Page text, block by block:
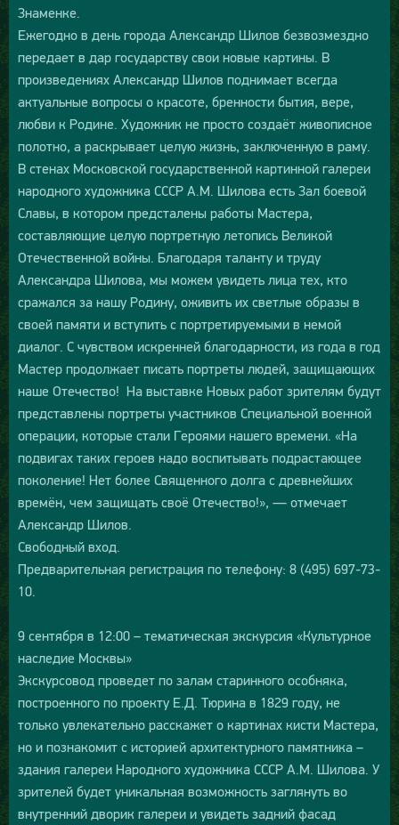
Знаменке.
Ежегодно в день города Александр Шилов безвозмездно
передает в дар государству свои новые картины. В
произведениях Александр Шилов поднимает всегда
актуальные вопросы о красоте, бренности бытия, вере,
любви к Родине. Художник не просто создаёт живописное
полотно, а раскрывает целую жизнь, заключенную в раму.
В стенах Московской государственной картинной галереи
народного художника СССР А.М. Шилова есть Зал боевой
Славы, в котором предсталены работы Мастера,
составляющие целую портретную летопись Великой
Отечественной войны. Благодаря таланту и труду
Александра Шилова, мы можем увидеть лица тех, кто
сражался за нашу Родину, оживить их светлые образы в
своей памяти и вступить с портретируемыми в немой
диалог. С чувством искренней благодарности, из года в год
Мастер продолжает писать портреты людей, защищающих
наше Отечество! На выставке Новых работ зрителям будут
представлены портреты участников Специальной военной
операции, которые стали Героями нашего времени. «На
подвигах таких героев надо воспитывать подрастающее
поколение! Нет более Священного долга с древнейших
времён, чем защищать своё Отечество!», — отмечает
Александр Шилов.
Свободный вход.
Предварительная регистрация по телефону: 8 (495) 697-73-
10.
9 сентября в 12:00 – тематическая экскурсия «Культурное
наследие Москвы»
Экскурсовод проведет по залам старинного особняка,
построенного по проекту Е.Д. Тюрина в 1829 году, не
только увлекательно расскажет о картинах кисти Мастера,
но и познакомит с историей архитектурного памятника –
здания галереи Народного художника СССР А.М. Шилова. У
зрителей будет уникальная возможность заглянуть во
внутренний дворик галереи и увидеть задний фасад